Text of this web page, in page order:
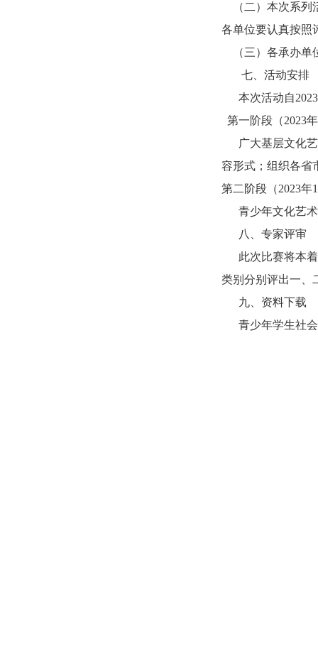
（二）本次系列
各单位要认真按照
（三）各承办单
七、活动安排
本次活动自2023
第一阶段（2023
广大基层文化艺
容形式；组织各省
第二阶段（2023年
青少年文化艺术
八、 专家评审
此次比赛将本着
类别分别评出一、
九、资料下载
青少年学生社会